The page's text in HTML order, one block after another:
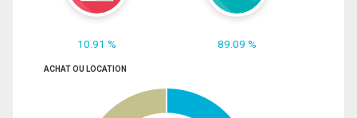
10.91 % 89.09 %
ACHAT OU LOCATION